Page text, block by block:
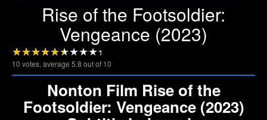
Rise of the Footsoldier:
Vengeance (2023)
10 votes, average 5.8 out of 10
Nonton Film Rise of the
Footsoldier: Vengeance (2023)